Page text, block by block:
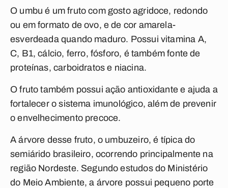
O umbu é um fruto com gosto agridoce, redondo
ou em formato de ovo, e de cor amarela-
esverdeada quando maduro. Possui vitamina A,
C, B1, cálcio, ferro, fósforo, é também fonte de
proteínas, carboidratos e niacina.
O fruto também possui ação antioxidante e ajuda a
fortalecer o sistema imunológico, além de prevenir
o envelhecimento precoce.
A árvore desse fruto, o umbuzeiro, é típica do
semiárido brasileiro, ocorrendo principalmente na
região Nordeste. Segundo estudos do Ministério
do Meio Ambiente, a árvore possui pequeno porte